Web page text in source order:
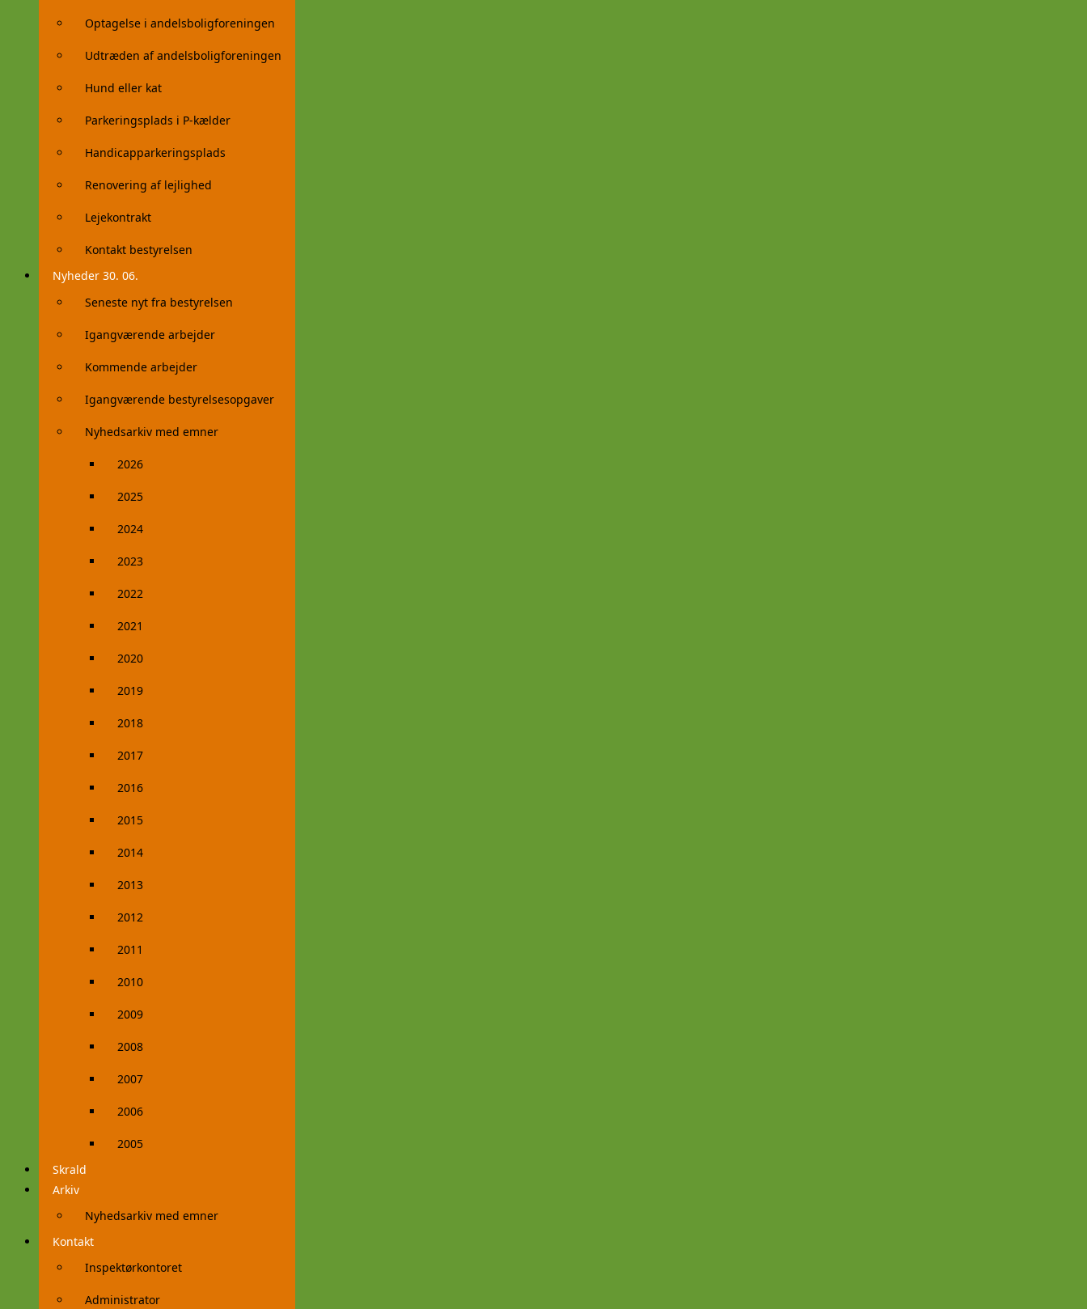
Optagelse i andelsboligforeningen
Udtræden af andelsboligforeningen
Hund eller kat
Parkeringsplads i P-kælder
Handicapparkeringsplads
Renovering af lejlighed
Lejekontrakt
Kontakt bestyrelsen
Nyheder 30. 06.
Seneste nyt fra bestyrelsen
Igangværende arbejder
Kommende arbejder
Igangværende bestyrelsesopgaver
Nyhedsarkiv med emner
2026
2025
2024
2023
2022
2021
2020
2019
2018
2017
2016
2015
2014
2013
2012
2011
2010
2009
2008
2007
2006
2005
Skrald
Arkiv
Nyhedsarkiv med emner
Kontakt
Inspektørkontoret
Administrator